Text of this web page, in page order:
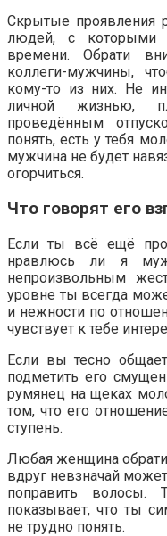
Скрытые проявления
людей, с которыми
времени. Обрати
коллеги-мужчины,
кому-то из них. Не
личной жизнью,
проведённым
понять, есть у тебя
мужчина не будет
огорчиться.
Что говорят его
Если ты всё ещё
нравлюсь ли я
непроизвольным
уровне ты всегда
и нежности по
чувствует к тебе
Если вы тесно
подметить его
румянец на щеках
том, что его
ступень.
Любая женщина
вдруг невзначай
поправить волосы.
показывает, что ты
не трудно понять.